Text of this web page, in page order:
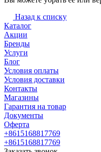
Назад к списку
Каталог
Акции
Бренды
Услуги
Блог
Условия оплаты
Условия доставки
Контакты
Магазины
Гарантия на товар
Документы
Оферта
+8615168817769
+8615168817769